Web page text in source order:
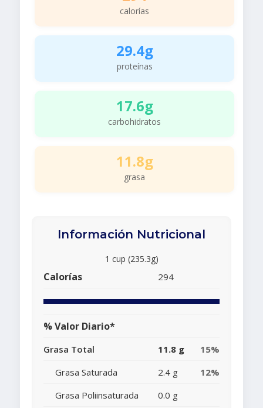
calorías
29.4g
proteínas
17.6g
carbohidratos
11.8g
grasa
Información Nutricional
1 cup (235.3g)
Calorías 294
% Valor Diario*
Grasa Total 11.8 g
15%
Grasa Saturada
2.4 g
12%
Grasa Poliinsaturada
0.0 g